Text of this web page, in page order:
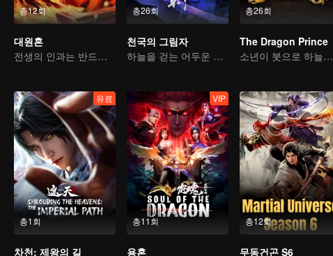
총12회
대원혼
전생의 인과는 반드시 하늘을 물어뜯을 것
총26회
천국의 그림자
하늘을 걷는 어두운 그림자, 혼을 불태워 마음을 지키다
총26회
The Dragon Prince
소년이 붓으로 하늘을 가른다
총1회
유료
차천: 제왕의 길
총11회
VIP
용혼
총12회
무동건곤 S6